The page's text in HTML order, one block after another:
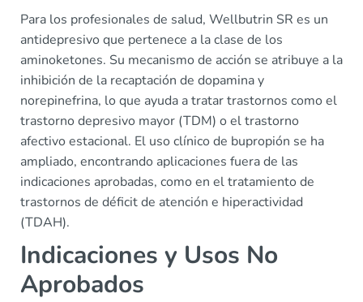
Para los profesionales de salud, Wellbutrin SR es un
antidepresivo que pertenece a la clase de los
aminoketones. Su mecanismo de acción se atribuye a la
inhibición de la recaptación de dopamina y
norepinefrina, lo que ayuda a tratar trastornos como el
trastorno depresivo mayor (TDM) o el trastorno
afectivo estacional. El uso clínico de bupropión se ha
ampliado, encontrando aplicaciones fuera de las
indicaciones aprobadas, como en el tratamiento de
trastornos de déficit de atención e hiperactividad
(TDAH).
Indicaciones y Usos No
Aprobados